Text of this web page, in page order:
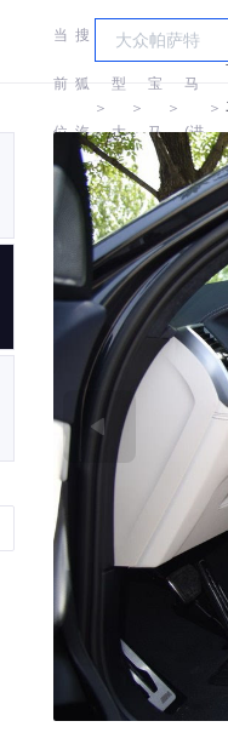
当
前
位
置:
搜
狐
汽
车
＞
车
型
大
全
＞
宝
马
＞
宝
马
(进
口)
＞